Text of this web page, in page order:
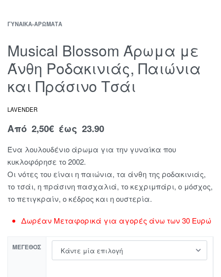
ΓΥΝΑΊΚΑ›ΑΡΏΜΑΤΑ
Musical Blossom Άρωμα με
Άνθη Ροδακινιάς, Παιώνια
και Πράσινο Τσάι
LAVENDER
Από 2,50€ έως 23.90
Ένα λουλουδένιο άρωμα για την γυναίκα που
κυκλοφόρησε το 2002.
Οι νότες του είναι η παιώνια, τα άνθη της ροδακινιάς,
το τσάι, η πράσινη πασχαλιά, το κεχριμπάρι, ο μόσχος,
το πετιγκραίν, ο κέδρος και η ουστερία.
Δωρέαν Μεταφορικά για αγορές άνω των 30 Ευρώ
ΜΈΓΕΘΟΣ